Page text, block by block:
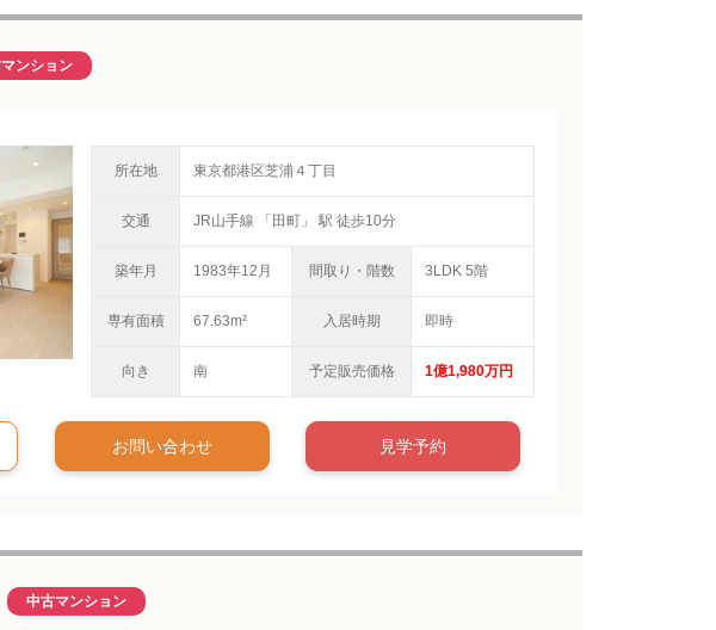
ンション
所在地 東京都港区芝浦４丁目
交通 JR山手線 「田町」 駅 徒歩10分
築年月 1983年12月 間取り・階数 3LDK 5階
専有面積 67.63m² 入居時期 即時
向き 南 予定販売価格 1億1,980万円
お問い合わせ 見学予約
中古マンション